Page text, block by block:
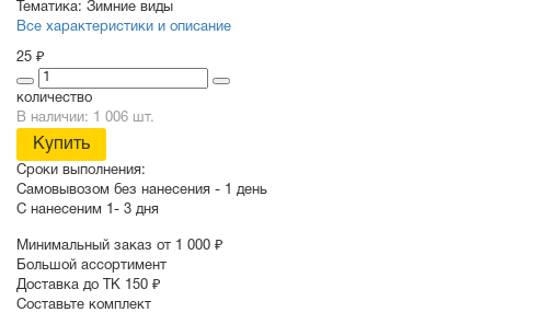
Тематика: Зимние виды
Все характеристики и описание
25 ₽
количество
В наличии: 1 006 шт.
Купить
Сроки выполнения:
Самовывозом без нанесения - 1 день
С нанесеним 1- 3 дня
Минимальный заказ от 1 000 ₽
Большой ассортимент
Доставка до ТК 150 ₽
Составьте комплект